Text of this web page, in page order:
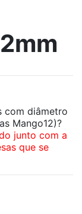
com diâmetro
Mango12)?
junto com a
que se